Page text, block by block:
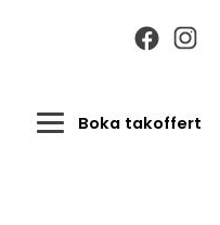
Boka takoffert